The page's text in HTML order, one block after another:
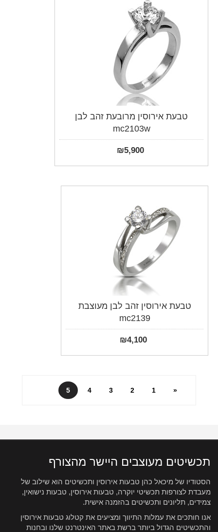
טבעת אירוסין מרובעת זהב לבן
mc2103w
₪5,900
טבעת אירוסין זהב לבן מעוצבת
mc2139
₪4,100
תכשיטים מעוצבים היישר מהצורף
הסטודיו של מיכאל כהן טבעות אירוסין ותכשיטים הוא שילוב של
מעבדת לצורפות תכשיטי יוקרה, טבעות אירוסין, טבעות נישואין,
צמידים, תליונים ותכשיטים בהזמנה אישית.
אנו חותכים את עמלות התיווך ומציעים את קטלוג טבעות אירוסין
והתכשיטים הגדול ביותר ברשת באתר האינטרנט שלנו ובחנות